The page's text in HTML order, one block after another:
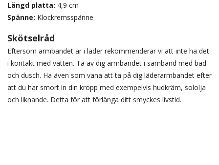
Längd platta: 4,9 cm
Spänne: Klockremsspänne
Skötselråd
Eftersom armbandet är i läder rekommenderar vi att inte ha det
i kontakt med vatten. Ta av dig armbandet i samband med bad
och dusch. Ha även som vana att ta på dig läderarmbandet efter
att du har smort in din kropp med exempelvis hudkräm, sololja
och liknande. Detta för att förlänga ditt smyckes livstid.